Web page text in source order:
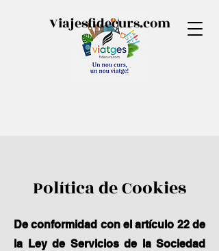
Viajesfidecurs.com
Política de Cookies
De conformidad con el artículo 22 de
la Ley de Servicios de la Sociedad